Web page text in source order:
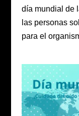
día mundial de
las personas
para el